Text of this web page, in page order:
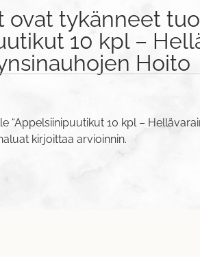
ovat tykänneet
10 kpl –
Hoito
“Appelsiinipuutikut 10 kpl –
kirjoittaa arvioinnin.